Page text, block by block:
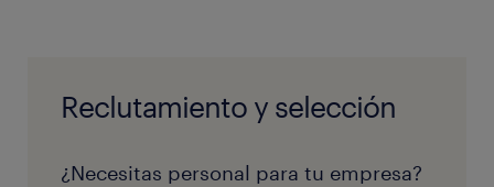
Reclutamiento y selección
¿Necesitas personal para tu empresa?